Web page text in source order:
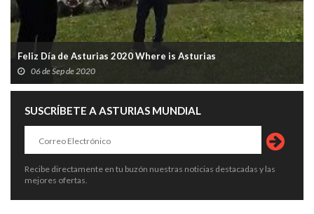
Feliz Día de Asturias 2020 Where is Asturias
06 de Sep de 2020
SUSCRÍBETE A ASTURIAS MUNDIAL
Recibe directamente en tu buzón nuestras noticias destacadas y las
mejores ofertas.